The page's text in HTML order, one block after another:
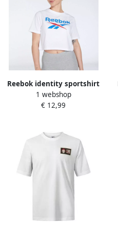
Reebok identity sportshirt
wit dames
1 webshop
€ 12,99